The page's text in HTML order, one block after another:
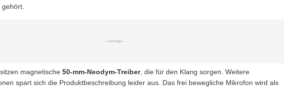
magnetische 50-mm-Neodym-Treiber, die für den Klang sorgen. Weitere
spart sich die Produktbeschreibung leider aus. Das frei bewegliche Mikrofon wird als